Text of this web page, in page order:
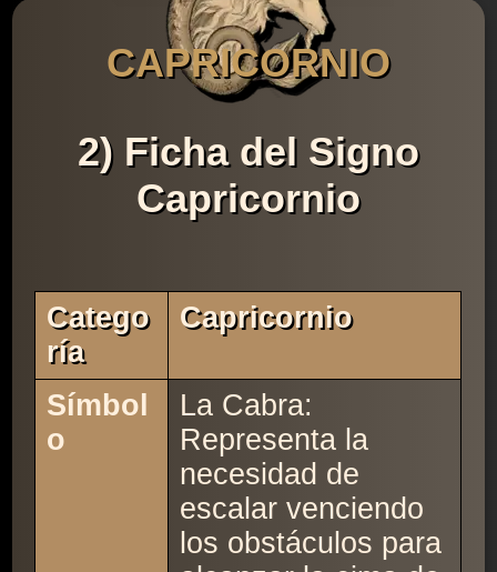
CAPRICORNIO
2) Ficha del Signo
Capricornio
Catego
Ría
Capricornio
Símbol
o
La Cabra:
Representa la
necesidad de
escalar venciendo
los obstáculos para